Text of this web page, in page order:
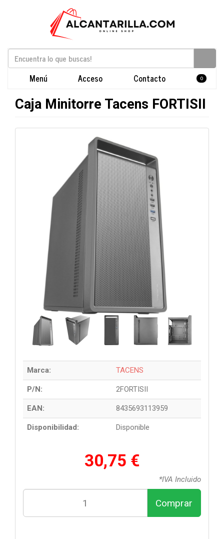
Menú Acceso Contacto 0
Caja Minitorre Tacens FORTISII
Marca: TACENS
P/N: 2FORTISII
EAN: 8435693113959
Disponibilidad: Disponible
30,75 €
*IVA Incluido
Comprar